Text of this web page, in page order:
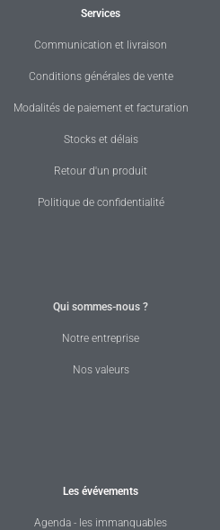
Services
Communication et livraison
Conditions générales de vente
Modalités de paiement et facturation
Stocks et délais
Retour d'un produit
Politique de confidentialité
Qui sommes-nous ?
Notre entreprise
Nos valeurs
Les évévements
Agenda - les immanquables